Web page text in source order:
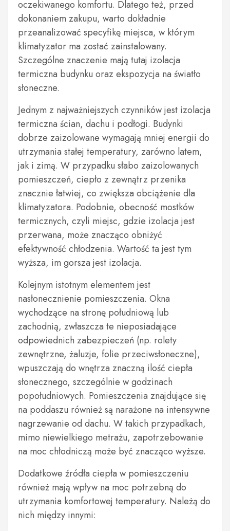
oczekiwanego komfortu. Dlatego też, przed
dokonaniem zakupu, warto dokładnie
przeanalizować specyfikę miejsca, w którym
klimatyzator ma zostać zainstalowany.
Szczególne znaczenie mają tutaj izolacja
termiczna budynku oraz ekspozycja na światło
słoneczne.
Jednym z najważniejszych czynników jest izolacja
termiczna ścian, dachu i podłogi. Budynki
dobrze zaizolowane wymagają mniej energii do
utrzymania stałej temperatury, zarówno latem,
jak i zimą. W przypadku słabo zaizolowanych
pomieszczeń, ciepło z zewnątrz przenika
znacznie łatwiej, co zwiększa obciążenie dla
klimatyzatora. Podobnie, obecność mostków
termicznych, czyli miejsc, gdzie izolacja jest
przerwana, może znacząco obniżyć
efektywność chłodzenia. Wartość ta jest tym
wyższa, im gorsza jest izolacja.
Kolejnym istotnym elementem jest
nasłonecznienie pomieszczenia. Okna
wychodzące na stronę południową lub
zachodnią, zwłaszcza te nieposiadające
odpowiednich zabezpieczeń (np. rolety
zewnętrzne, żaluzje, folie przeciwsłoneczne),
wpuszczają do wnętrza znaczną ilość ciepła
słonecznego, szczególnie w godzinach
popołudniowych. Pomieszczenia znajdujące się
na poddaszu również są narażone na intensywne
nagrzewanie od dachu. W takich przypadkach,
mimo niewielkiego metrażu, zapotrzebowanie
na moc chłodniczą może być znacząco wyższe.
Dodatkowe źródła ciepła w pomieszczeniu
również mają wpływ na moc potrzebną do
utrzymania komfortowej temperatury. Należą do
nich między innymi: